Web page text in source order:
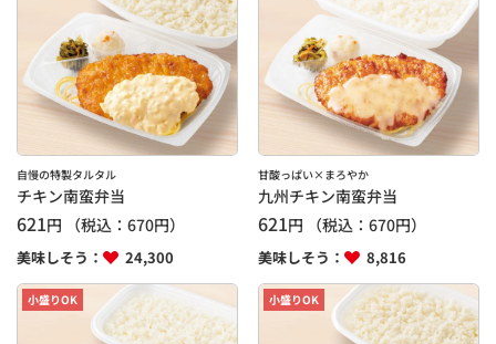
自慢の特製タルタル
チキン南蛮弁当
621円 （税込： 670円）
美味しそう： 24,300
甘酸っぱい×まろやか
九州チキン南蛮弁当
621円 （税込：670円）
美味しそう： 8,816
小盛りOK 小盛りOK